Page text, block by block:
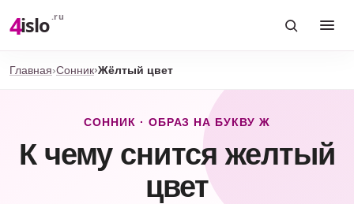
4islo .ru
Главная Сонник Жёлтый цвет
СОННИК · ОБРАЗ НА БУКВУ Ж
К чему снится желтый
цвет